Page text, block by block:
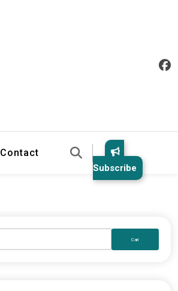
Contact
Subscribe